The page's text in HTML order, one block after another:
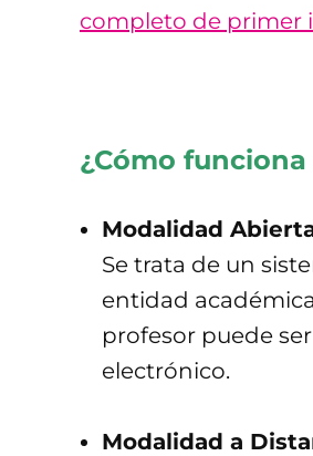
completo de primer
¿Cómo
Modalidad
Se trata de un
entidad
profesor puede
electrónico.
Modalidad a